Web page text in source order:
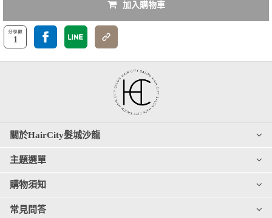
加入購物車
1
關於HairCity髮城沙龍
主題選單
購物須知
常見問答